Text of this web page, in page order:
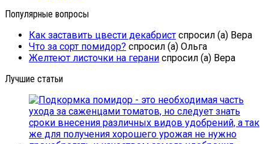
Популярные вопросы
Как заставить цвести декабрист спросил (а) Вера
Что за сорт помидор? спросил (а) Ольга
Желтеют листочки на герани спросил (а) Вера
Лучшие статьи